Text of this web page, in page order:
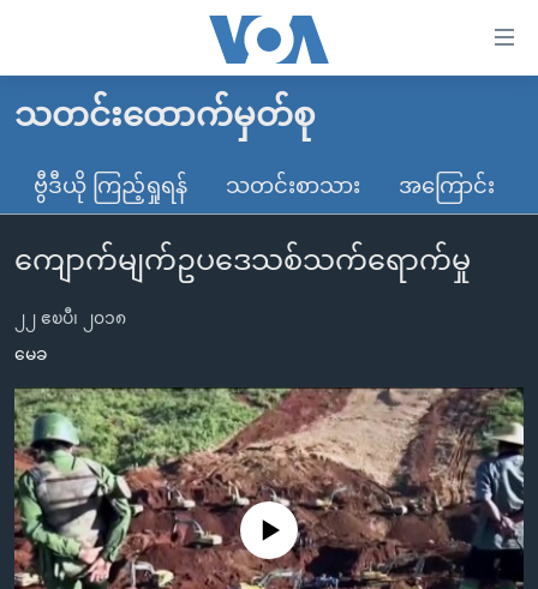
လွယ်ကူ
သည့်
များ
ပင်မ
အကြောင်းအရာ
ကျော်
ကြည့်
ရန်
ပင်မ
အ
ညွန်း
မူလစာမျက်နှာ
မြန်မာ
ကမ္ဘာ့သတင်းများ
နိုင်ငံတကာ
အစ္စရေး-ပါလက်စတိုင်း
ဗွီဒီယို
အင်္ဂလိပ်စာလေ့လာမယ်
အမေရိကန်သုံးအီဒီယံ
မကြေးမုံရဲ့ အင်္ဂလိပ်စာ
ရုပ်ရှင်ထဲက အင်္ဂလိပ်စာ
သုတပဒေသာ အင်္ဂလိပ်စာ
အပတ်စဉ်ကဏ္ဍများ
ရေဒီယို
တီဗွီ
ရေဒီယိုနှင့်ရုပ်သံ အချက်အလက်များ
ရေဒီယို/တီဗွီအစီအစဉ်
Learning English
သတင်းထောက်မှတ်စု
ဗွီဒီယို ကြည့်ရှုရန် သတင်းစာသား အကြောင်း
ကျောက်မျက်ဥပဒေသစ်သက်ရောက်မှု
၂၂ ဧၿပီ၊ ၂၀၁၈
မေခ
No media source currently available